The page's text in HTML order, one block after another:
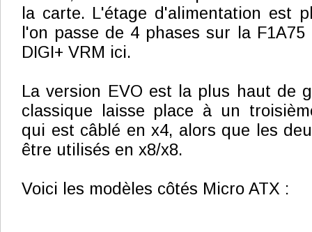
la carte. L'étage d'alimentation est
l'on passe de 4 phases sur la
DIGI+ VRM ici.
La version EVO est la plus haut de
classique laisse place à un
qui est câblé en x4, alors que les
être utilisés en x8/x8.
Voici les modèles côtés Micro ATX :